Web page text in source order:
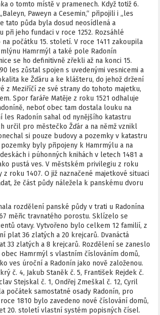
o tomto místě v pramenech. Když totiž 6.
Paweyn a Cesemin,“ připojili i „les
tato půda byla dosud neosídlená a
jeho fundaci v roce 1252. Rozsáhlé
počátku 15. století. V roce 1411 zakoupila
Hamrmýl a také pole Radonín
se ho definitivně zřekli až na konci 15.
les zůstal spojen s uvedenými vesnicemi a
ke Žďáru a ke klášteru, do jehož držení
z Meziříčí ze své strany do tohoto majetku,
Spor faráře Matěje z roku 1521 odhaluje
neboť obec tam dostala louku na
les Radonín sahal od nynějšího katastru
určil pro městečko Žďár a na němž vznikl
si pouze budovy a pozemky v katastru
byly připojeny k Hamrmýlu a na
i púhonných knihách v letech 1481 a
pustá ves. V městském privilegiu z roku
roku 1407. O již naznačené majetkové situaci
že část půdy náležela k panskému dvoru
rozdělení panské půdy v trati u Radonína
měřic travnatého porostu. Sklízelo se
otavy. Vytvořeno bylo celkem 12 familií, z
plat 36 zlatých a 20 krejcarů. Dvanáctá
33 zlatých a 8 krejcarů. Rozdělení se zaneslo
Hamrmýl s vlastním číslováním domů,
ves úroční a Radonín jako nově založenou.
č. 4, Jakub Staněk č. 5, František Rejdek č.
Stejskal č. 1, Ondřej Zmeškal č. 12, Cyril
počátek samostatné osady Radonín, pro
1810 bylo zavedeno nové číslování domů,
20. století vlastní systém popisných čísel.